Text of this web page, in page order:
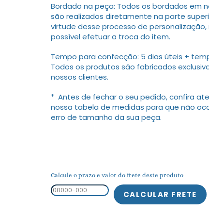
Bordado na peça: Todos os bordados em
são realizados diretamente na parte
virtude desse processo de personalização,
possível efetuar a troca do item.
Tempo para confecção: 5 dias úteis +
Todos os produtos são fabricados
nossos clientes.
* Antes de fechar o seu pedido, confira
nossa tabela de medidas para que não
erro de tamanho da sua peça.
Calcule o prazo e valor do frete deste produto